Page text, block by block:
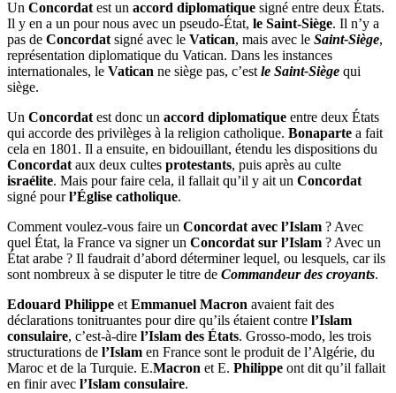
Un Concordat est un accord diplomatique signé entre deux États.
Il y en a un pour nous avec un pseudo-État, le Saint-Siège. Il n’y a
pas de Concordat signé avec le Vatican, mais avec le Saint-Siège,
représentation diplomatique du Vatican. Dans les instances
internationales, le Vatican ne siège pas, c’est le Saint-Siège qui
siège.
Un Concordat est donc un accord diplomatique entre deux États
qui accorde des privilèges à la religion catholique. Bonaparte a fait
cela en 1801. Il a ensuite, en bidouillant, étendu les dispositions du
Concordat aux deux cultes protestants, puis après au culte
israélite. Mais pour faire cela, il fallait qu’il y ait un Concordat
signé pourl’Église catholique.
Comment voulez-vous faire un Concordat avec l’Islam ? Avec
quel État, la France va signer un Concordat sur l’Islam ? Avec un
État arabe ? Il faudrait d’abord déterminer lequel, ou lesquels, car ils
sont nombreux à se disputer le titre de Commandeur des croyants.
Edouard Philippe et Emmanuel Macron avaient fait des
déclarations tonitruantes pour dire qu’ils étaient contre l’Islam
consulaire, c’est-à-dire l’Islam des États. Grosso-modo, les trois
structurations de l’Islam en France sont le produit de l’Algérie, du
Maroc et de la Turquie. E.Macron et E. Philippe ont dit qu’il fallait
en finir avec l’Islam consulaire.